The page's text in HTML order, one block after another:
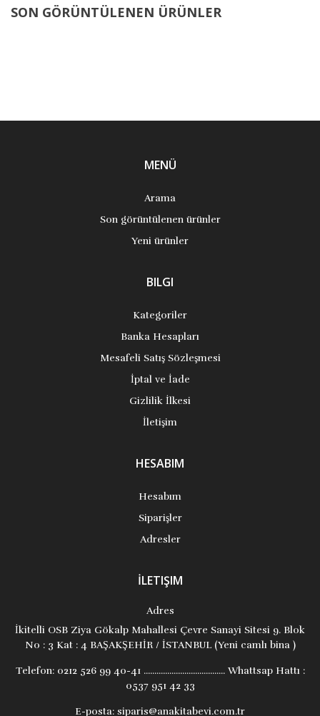
SON GÖRÜNTÜLENEN ÜRÜNLER
MENÜ
Arama
Son görüntülenen ürünler
Yeni ürünler
BILGI
Kategoriler
Banka Hesapları
Mesafeli Satış Sözleşmesi
İptal ve İade
Gizlilik İlkesi
İletişim
HESABIM
Hesabım
Siparişler
Adresler
İLETIŞIM
Adres
İkitelli OSB Ziya Gökalp Mahallesi Çevre Sanayi Sitesi 9. Blok
No : 3 Kat : 4 BAŞAKŞEHİR / İSTANBUL (Yeni camlı bina )
Telefon:0212 526 99 40-41 ...................................... Whattsap Hattı :
0537 951 42 33
E-posta: siparis@anakitabevi.com.tr